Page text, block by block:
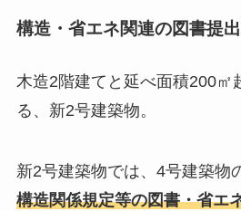
構造・省エネ関連の図書提
木造2階建てと延べ面積200㎡
る、新2号建築物。
新2号建築物では、4号建築物
構造関係規定等の図書・省エ